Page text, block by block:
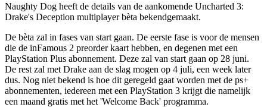
Naughty Dog heeft de details van de aankomende Uncharted 3:
Drake's Deception multiplayer bèta bekendgemaakt.
De bèta zal in fases van start gaan. De eerste fase is voor de mensen
die de inFamous 2 preorder kaart hebben, en degenen met een
PlayStation Plus abonnement. Deze zal van start gaan op 28 juni.
De rest zal met Drake aan de slag mogen op 4 juli, een week later
dus. Nog niet bekend is hoe dit geregeld gaat worden met de ps+
abonnementen, iedereen met een PlayStation 3 krijgt die namelijk
een maand gratis met het 'Welcome Back' programma.